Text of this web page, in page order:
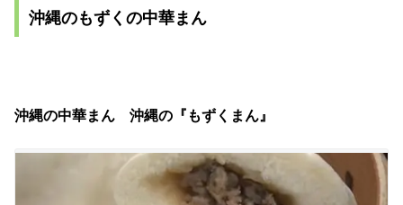
沖縄のもずくの中華まん
沖縄の中華まん 沖縄の『もずくまん』